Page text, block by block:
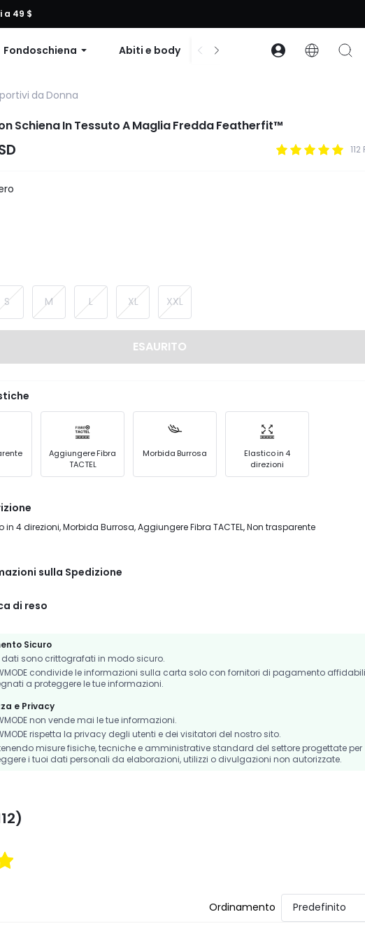
di sconto su ordini superiori a $99 | Codice: GLOWNEW
a 49 $
Fondoschiena Abiti e body Accessori
da Donna
Schiena In Tessuto A Maglia Fredda Featherfit™
S M L XL XXL
ESAURITO
Aggiungere Fibra
TACTEL
Morbida Burrosa
Elastico in 4
direzioni
in 4 direzioni, Morbida Burrosa, Aggiungere Fibra TACTEL, Non trasparente
sulla Spedizione
di reso
Sicuro
dati sono crittografati in modo sicuro.
condivide le informazioni sulla carta solo con fornitori di pagamento affidabili
a proteggere le tue informazioni.
e Privacy
non vende mai le tue informazioni.
rispetta la privacy degli utenti e dei visitatori del nostro sito.
misure fisiche, tecniche e amministrative standard del settore progettate per
i tuoi dati personali da elaborazioni, utilizzi o divulgazioni non autorizzate.
Ordinamento Predefinito